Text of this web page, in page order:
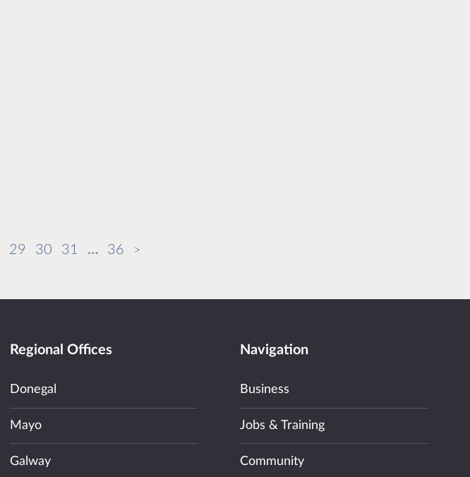
29 30 31 … 36
Regional Offices
Donegal
Mayo
Galway
Navigation
Business
Jobs & Training
Community